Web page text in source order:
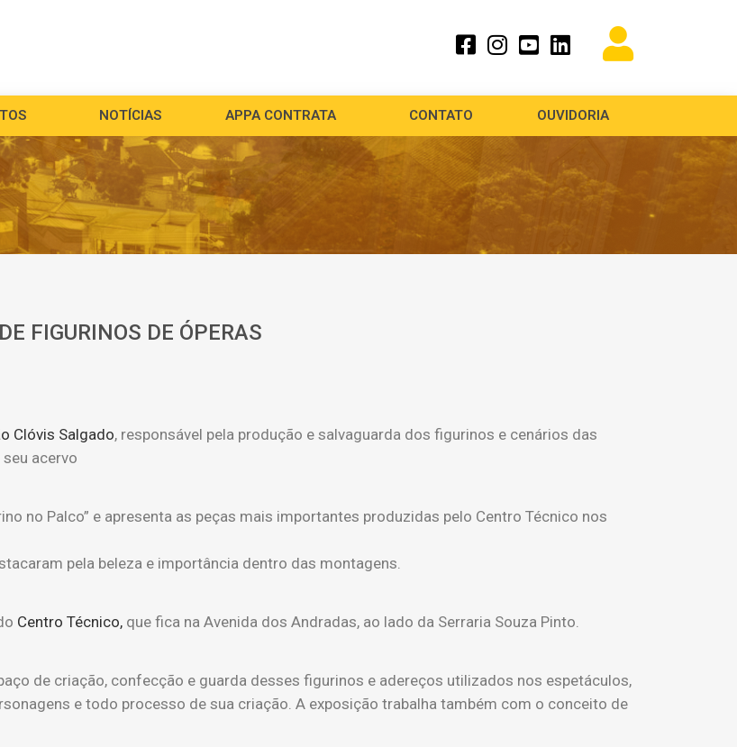
NOTÍCIAS APPA CONTRATA CONTATO OUVIDORIA
FIGURINOS DE ÓPERAS
Clóvis Salgado, responsável pela produção e salvaguarda dos figurinos e cenários das
acervo
no Palco” e apresenta as peças mais importantes produzidas pelo Centro Técnico nos
pela beleza e importância dentro das montagens.
Centro Técnico, que fica na Avenida dos Andradas, ao lado da Serraria Souza Pinto.
de criação, confecção e guarda desses figurinos e adereços utilizados nos espetáculos,
e todo processo de sua criação. A exposição trabalha também com o conceito de